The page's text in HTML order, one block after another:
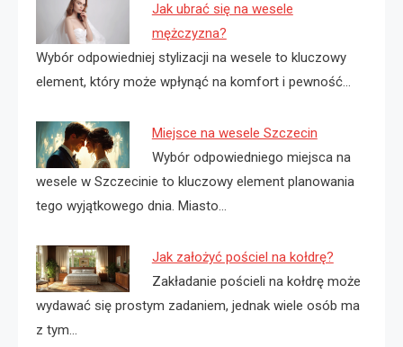
Jak ubrać się na wesele
mężczyzna?
Wybór odpowiedniej stylizacji na wesele to kluczowy
element, który może wpłynąć na komfort i pewność…
Miejsce na wesele Szczecin
Wybór odpowiedniego miejsca na
wesele w Szczecinie to kluczowy element planowania
tego wyjątkowego dnia. Miasto…
Jak założyć pościel na kołdrę?
Zakładanie pościeli na kołdrę może
wydawać się prostym zadaniem, jednak wiele osób ma
z tym…